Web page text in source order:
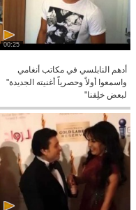
00:25
أدهم النابلسي في مكاتب أنغامي
واسمعوا أولاً وحصرياً أغنيته الجديدة"
لبعض خلِقنا"